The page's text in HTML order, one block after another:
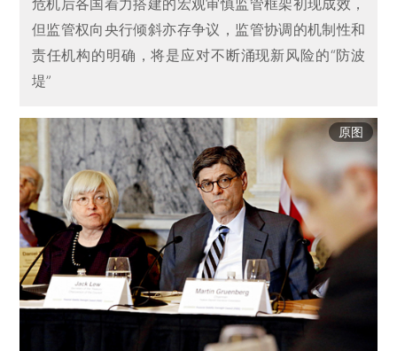
危机后各国着力搭建的宏观审慎监管框架初现成效，
但监管权向央行倾斜亦存争议，监管协调的机制性和
责任机构的明确，将是应对不断涌现新风险的“防波
堤”
原图